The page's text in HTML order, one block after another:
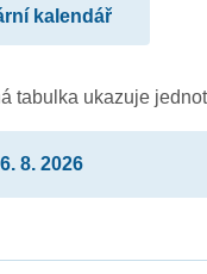
kalendář
tabulka ukazuje
8. 2026